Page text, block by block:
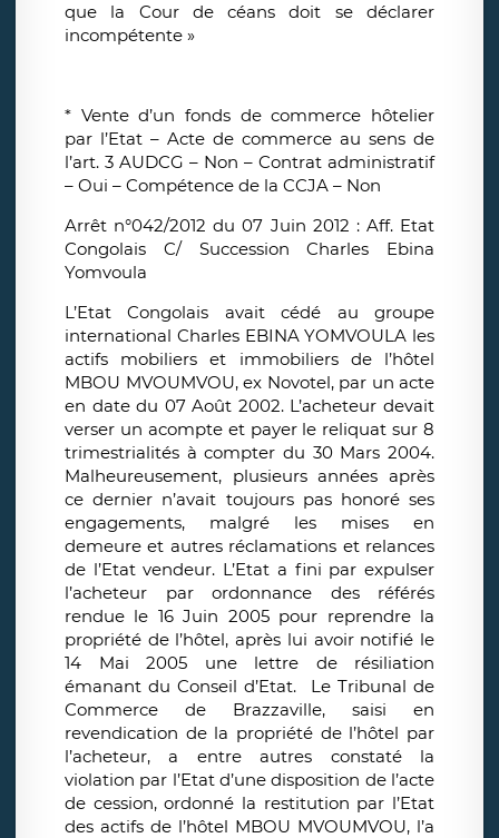
que la Cour de céans doit se déclarer
incompétente »
* Vente d’un fonds de commerce hôtelier
par l’Etat – Acte de commerce au sens de
l’art. 3 AUDCG – Non – Contrat administratif
– Oui – Compétence de la CCJA – Non
Arrêt n°042/2012 du 07 Juin 2012 : Aff. Etat
Congolais C/ Succession Charles Ebina
Yomvoula
L’Etat Congolais avait cédé au groupe
international Charles EBINA YOMVOULA les
actifs mobiliers et immobiliers de l’hôtel
MBOU MVOUMVOU, ex Novotel, par un acte
en date du 07 Août 2002. L’acheteur devait
verser un acompte et payer le reliquat sur 8
trimestrialités à compter du 30 Mars 2004.
Malheureusement, plusieurs années après
ce dernier n’avait toujours pas honoré ses
engagements, malgré les mises en
demeure et autres réclamations et relances
de l’Etat vendeur. L’Etat a fini par expulser
l’acheteur par ordonnance des référés
rendue le 16 Juin 2005 pour reprendre la
propriété de l’hôtel, après lui avoir notifié le
14 Mai 2005 une lettre de résiliation
émanant du Conseil d’Etat. Le Tribunal de
Commerce de Brazzaville, saisi en
revendication de la propriété de l’hôtel par
l’acheteur, a entre autres constaté la
violation par l’Etat d’une disposition de l’acte
de cession, ordonné la restitution par l’Etat
des actifs de l’hôtel MBOU MVOUMVOU, l’a